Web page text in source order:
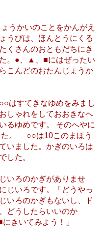
うかいのことをかんがえ
うびは、ほんとうにくる
くさんのおともだちにき
。●、▲、■にはぜったい
こんどのおたんじょうか
はすてきなゆめをみまし
しゃれをしておおきなへ
るゆめです。 そのへやに
た。 ○○は10このまほう
いました。かぎのいろは
した。
いろのかぎがありませ
じいろです。「どうやっ
いろのかぎもないし、ド
どうしたらいいのか
いてみよう！」